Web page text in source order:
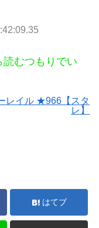
むつもりでい
レイル ★966【スタ
レ】
はてブ